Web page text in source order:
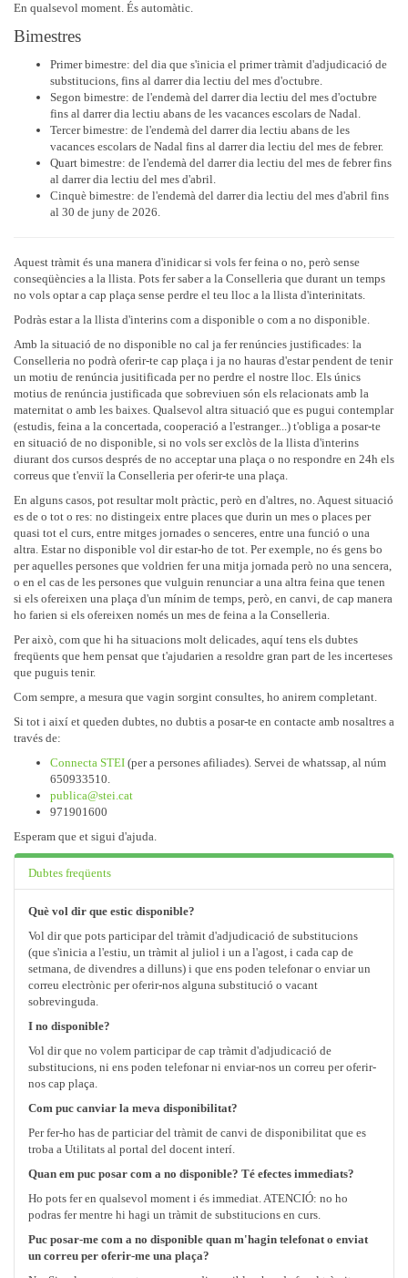
En qualsevol moment. És automàtic.
Bimestres
Primer bimestre: del dia que s'inicia el primer tràmit d'adjudicació de
substitucions, fins al darrer dia lectiu del mes d'octubre.
Segon bimestre: de l'endemà del darrer dia lectiu del mes d'octubre
fins al darrer dia lectiu abans de les vacances escolars de Nadal.
Tercer bimestre: de l'endemà del darrer dia lectiu abans de les
vacances escolars de Nadal fins al darrer dia lectiu del mes de febrer.
Quart bimestre: de l'endemà del darrer dia lectiu del mes de febrer fins
al darrer dia lectiu del mes d'abril.
Cinquè bimestre: de l'endemà del darrer dia lectiu del mes d'abril fins
al 30 de juny de 2026.
Aquest tràmit és una manera d'inidicar si vols fer feina o no, però sense
conseqüències a la llista. Pots fer saber a la Conselleria que durant un temps
no vols optar a cap plaça sense perdre el teu lloc a la llista d'interinitats.
Podràs estar a la llista d'interins com a disponible o com a no disponible.
Amb la situació de no disponible no cal ja fer renúncies justificades: la
Conselleria no podrà oferir-te cap plaça i ja no hauras d'estar pendent de tenir
un motiu de renúncia jusitificada per no perdre el nostre lloc. Els únics
motius de renúncia justificada que sobreviuen són els relacionats amb la
maternitat o amb les baixes. Qualsevol altra situació que es pugui contemplar
(estudis, feina a la concertada, cooperació a l'estranger...) t'obliga a posar-te
en situació de no disponible, si no vols ser exclòs de la llista d'interins
diurant dos cursos després de no acceptar una plaça o no respondre en 24h els
correus que t'enviï la Conselleria per oferir-te una plaça.
En alguns casos, pot resultar molt pràctic, però en d'altres, no. Aquest situació
es de o tot o res: no distingeix entre places que durin un mes o places per
quasi tot el curs, entre mitges jornades o senceres, entre una funció o una
altra. Estar no disponible vol dir estar-ho de tot. Per exemple, no és gens bo
per aquelles persones que voldrien fer una mitja jornada però no una sencera,
o en el cas de les persones que vulguin renunciar a una altra feina que tenen
si els ofereixen una plaça d'un mínim de temps, però, en canvi, de cap manera
ho farien si els ofereixen només un mes de feina a la Conselleria.
Per això, com que hi ha situacions molt delicades, aquí tens els dubtes
freqüents que hem pensat que t'ajudarien a resoldre gran part de les incerteses
que puguis tenir.
Com sempre, a mesura que vagin sorgint consultes, ho anirem completant.
Si tot i així et queden dubtes, no dubtis a posar-te en contacte amb nosaltres a
través de:
Connecta STEI (per a persones afiliades). Servei de whatssap, al núm
650933510.
publica@stei.cat
971901600
Esperam que et sigui d'ajuda.
Dubtes freqüents
Què vol dir que estic disponible?
Vol dir que pots participar del tràmit d'adjudicació de substitucions
(que s'inicia a l'estiu, un tràmit al juliol i un a l'agost, i cada cap de
setmana, de divendres a dilluns) i que ens poden telefonar o enviar un
correu electrònic per oferir-nos alguna substitució o vacant
sobrevinguda.
I no disponible?
Vol dir que no volem participar de cap tràmit d'adjudicació de
substitucions, ni ens poden telefonar ni enviar-nos un correu per oferir-
nos cap plaça.
Com puc canviar la meva disponibilitat?
Per fer-ho has de particiar del tràmit de canvi de disponibilitat que es
troba a Utilitats al portal del docent interí.
Quan em puc posar com a no disponible? Té efectes immediats?
Ho pots fer en qualsevol moment i és immediat. ATENCIÓ: no ho
podras fer mentre hi hagi un tràmit de substitucions en curs.
Puc posar-me com a no disponible quan m'hagin telefonat o enviat
un correu per oferir-me una plaça?